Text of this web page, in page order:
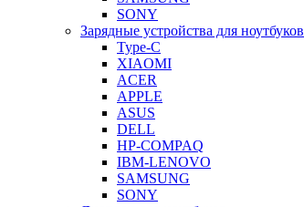
SONY
Зарядные устройства для ноутбуков
Type-C
XIAOMI
ACER
APPLE
ASUS
DELL
HP-COMPAQ
IBM-LENOVO
SAMSUNG
SONY